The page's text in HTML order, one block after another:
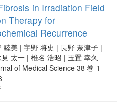
in Irradiation Field
Therapy for
Recurrence
睦美 | 宇野 将史 | 長野 奈津子 |
太一 | 椎名 浩昭 | 玉置 幸久
of Medical Science 38 巻 1